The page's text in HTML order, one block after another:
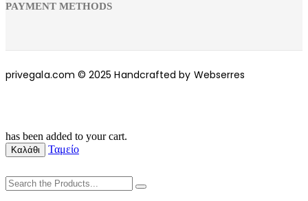
PAYMENT METHODS
privegala.com © 2025 Handcrafted by Webserres
has been added to your cart.
Καλάθι Ταμείο